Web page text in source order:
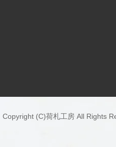
Copyright (C)荷札工房All Rights